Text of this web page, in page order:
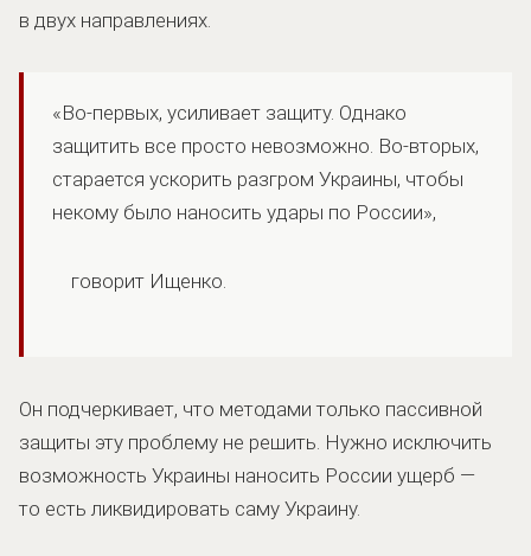
в двух направлениях.
«Во-первых, усиливает защиту. Однако
защитить все просто невозможно. Во-вторых,
старается ускорить разгром Украины, чтобы
некому было наносить удары по России»,
говорит Ищенко.
Он подчеркивает, что методами только пассивной
защиты эту проблему не решить. Нужно исключить
возможность Украины наносить России ущерб —
то есть ликвидировать саму Украину.